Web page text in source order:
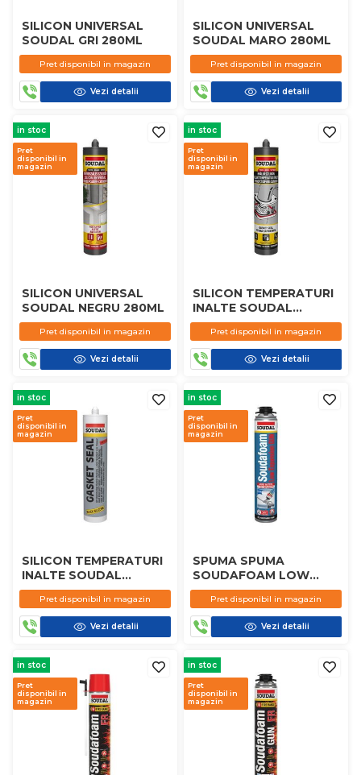
SILICON UNIVERSAL
SOUDAL GRI 280ML
Pret disponibil in magazin
Vezi detalii
SILICON UNIVERSAL
SOUDAL MARO 280ML
Pret disponibil in magazin
Vezi detalii
in stoc
Pret
disponibil in
magazin
SILICON UNIVERSAL
SOUDAL NEGRU 280ML
Pret disponibil in magazin
Vezi detalii
in stoc
Pret
disponibil in
magazin
SILICON TEMPERATURI
INALTE SOUDAL
GASTEK ROSU 280ML
Pret disponibil in magazin
Vezi detalii
in stoc
Pret
disponibil in
magazin
SILICON TEMPERATURI
INALTE SOUDAL
GASTEK NEGRU 300ML
Pret disponibil in magazin
Vezi detalii
in stoc
Pret
disponibil in
magazin
SPUMA SPUMA
SOUDAFOAM LOW
EXPANSION PISTOL
750ML
Pret disponibil in magazin
Vezi detalii
in stoc
Pret
disponibil in
magazin
in stoc
Pret
disponibil in
magazin